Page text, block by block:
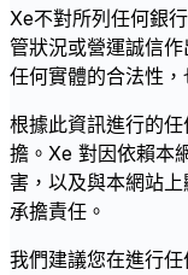
Xe不對所列任何銀
管狀況或營運誠信
任何實體的合法性
根據此資訊進行的
擔。Xe 對因依賴本
害，以及與本網站
承擔責任。
我們建議您在進行